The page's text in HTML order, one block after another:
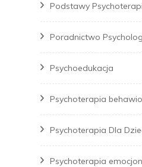
Podstawy
Poradnictwo
Psychoedukacja
Psychoterapia
Psychoterapia Dla
Psychoterapia